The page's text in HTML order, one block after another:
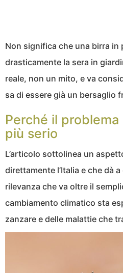
Non significa che una birra in
drasticamente la sera in
reale, non un mito, e va
sa di essere già un bersaglio
Perché il
più serio
L’articolo sottolinea un
direttamente l’Italia e che dà
rilevanza che va oltre il
cambiamento climatico sta
zanzare e delle malattie che